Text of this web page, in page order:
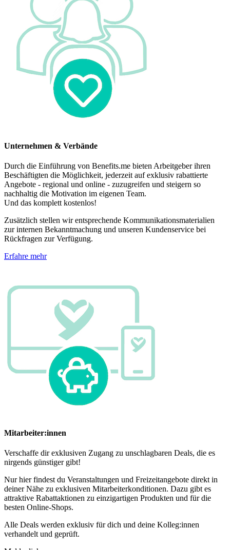
Unternehmen & Verbände
Durch die Einführung von Benefits.me bieten Arbeitgeber ihren
Beschäftigten die Möglichkeit, jederzeit auf exklusiv rabattierte
Angebote - regional und online - zuzugreifen und steigern so
nachhaltig die Motivation im eigenen Team.
Und das komplett kostenlos!
Zusätzlich stellen wir entsprechende Kommunikationsmaterialien
zur internen Bekanntmachung und unseren Kundenservice bei
Rückfragen zur Verfügung.
Erfahre mehr
Mitarbeiter:innen
Verschaffe dir exklusiven Zugang zu unschlagbaren Deals, die es
nirgends günstiger gibt!
Nur hier findest du Veranstaltungen und Freizeitangebote direkt in
deiner Nähe zu exklusiven Mitarbeiterkonditionen. Dazu gibt es
attraktive Rabattaktionen zu einzigartigen Produkten und für die
besten Online-Shops.
Alle Deals werden exklusiv für dich und deine Kolleg:innen
verhandelt und geprüft.